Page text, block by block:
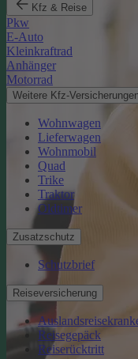
Kfz & Reise
Pkw
E-Auto
Kleinkraftrad
Anhänger
Motorrad
Weitere Kfz-
Wohnwagen
Lieferwagen
Wohnmobil
Quad
Trike
Traktor
Oldtimer
Zusatzschutz
Schutzbrief
Reiseversicherung
Reisegepäck
Reiserücktritt